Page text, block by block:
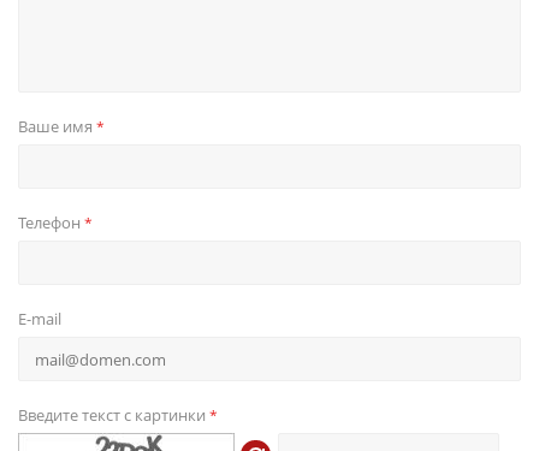
Ваше имя *
Телефон *
E-mail
Введите текст с картинки *